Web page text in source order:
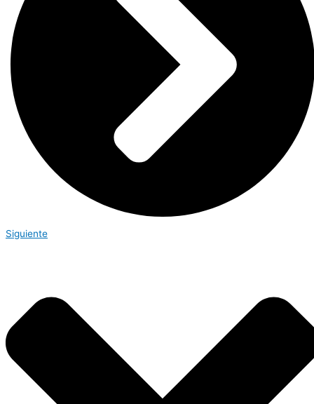
Siguiente